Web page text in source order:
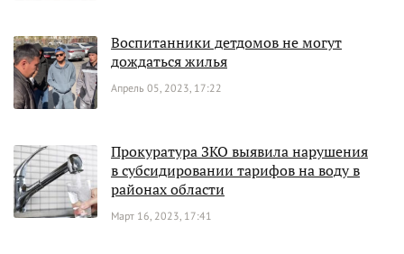
Воспитанники детдомов не могут
дождаться жилья
Апрель 05, 2023, 17:22
Прокуратура ЗКО выявила нарушения
в субсидировании тарифов на воду в
районах области
Март 16, 2023, 17:41